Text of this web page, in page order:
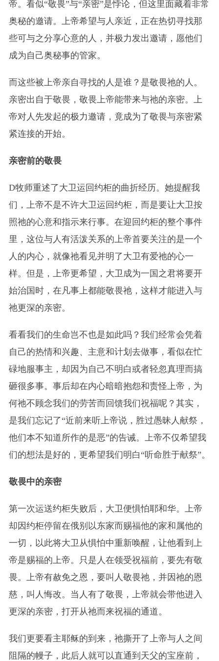
帝。看似“敬畏”与“亲密”是悖论，但这里面藏着非常
奥秘的邀请。上帝希望与人亲近，正在热切寻找那
些可与之分享心意的人，并极力发出邀请，愿他们
成为自己奥秘事的管家。
而这些被上帝亲自寻找的人是谁？是敬畏祂的人。
亲密出自于敬畏，敬畏上帝能带来与祂的亲密。上
帝对人先发起的极力邀请，竟成为了敬畏与亲密紧
紧连接的开始。
亲密前的敬畏
D牧师重述了大卫运回约柜的曲折经历。她提醒我
们，上帝不是不许大卫运回约柜，而是要让大卫按
照祂的心意和指示来行事。在迎回约柜的整个事件
里，这位与人有活泼关系的上帝首要关注的是一个
人的内心，就像祂看见并明了大卫有爱祂的心一
样。但是，上帝更希望，大卫成为一国之君将要开
始治国时，在凡事上都能敬畏祂，这样才能进入与
祂更深的亲密。
看看我们的生命岂不也是如此吗？我们经常会凭着
自己的热情和兴趣、主意和计划去做事，看似在忙
碌地服事主，却因为自己不明白或者轻忽真理而搞
砸很多事。事后却在内心暗暗抱怨和责怪上帝，为
何祂不顾念我们的劳苦而回馈我们祝福呢？其实，
是我们忘记了“近前来听上帝说，胜过愚昧人献祭，
他们本不知道所作的是恶”的告诫。上帝不仅希望我
们的想法是好的，更希望我们明白“听命胜于献祭”。
敬畏中的亲密
第一次运送约柜失败后，大卫便惧怕耶和华。上帝
却因约柜停留在俄别以东家而赐福他的家和属他的
一切，以此将大卫从惧怕中重新唤醒，让他看到上
帝是赐福的上帝。只是人在领受祝福前，要先有敬
畏。上帝有赦免之恩，要叫人敬畏祂，并因祂的恩
慈，叫人悔改。当人有了敬畏，上帝就会带他进入
更深的亲密，打开从祂而来祝福的通道。
我们更要看主耶稣的到来，祂撕开了上帝与人之间
阻隔的幔子，此后人就可以直通到天父的宝座前，